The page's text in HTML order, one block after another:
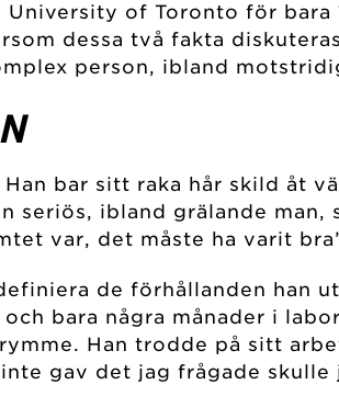
of Toronto för bara
dessa två fakta
person, ibland
bar sitt raka hår skild åt
seriös, ibland grälande
var, det måste ha varit
de förhållanden han
bara några månader i
Han trodde på sitt
gav det jag frågade skulle